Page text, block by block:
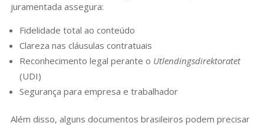
juramentada assegura:
Fidelidade total ao conteúdo
Clareza nas cláusulas contratuais
Reconhecimento legal perante o Utlendingsdirektoratet
(UDI)
Segurança para empresa e trabalhador
Além disso, alguns documentos brasileiros podem precisar